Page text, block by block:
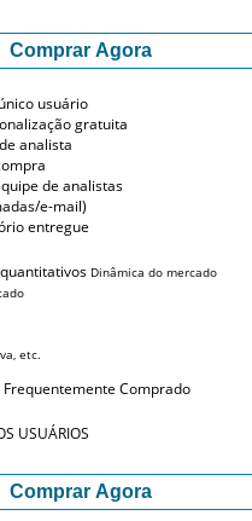
Comprar Agora
usuário
gratuita
analista
de analistas
e-mail)
entregue
Dinâmica do mercado
etc.
Frequentemente Comprado
USUÁRIOS
Comprar Agora